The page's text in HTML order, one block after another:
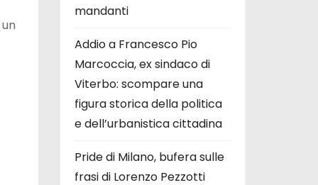
mandanti
Addio a Francesco Pio
Marcoccia, ex sindaco di
Viterbo: scompare una
figura storica della politica
e dell’urbanistica cittadina
Pride di Milano, bufera sulle
frasi di Lorenzo Pezzotti